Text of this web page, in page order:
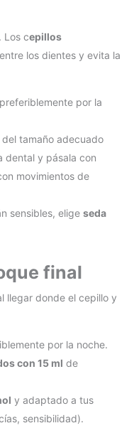
Los cepillos
los dientes y evita la
por la
tamaño adecuado
dental y pásala con
movimientos de
sensibles, elige seda
final
llegar donde el cepillo y
por la noche.
con 15 ml de
y adaptado a tus
sensibilidad).